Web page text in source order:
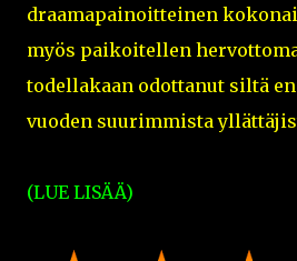
draamapainoitteinen
myös paikoitellen
todellakaan odottanut siltä
vuoden suurimmista
(LUE LISÄÄ)